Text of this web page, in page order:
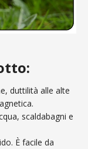
duttilità alle alte
scaldabagni e
È facile da